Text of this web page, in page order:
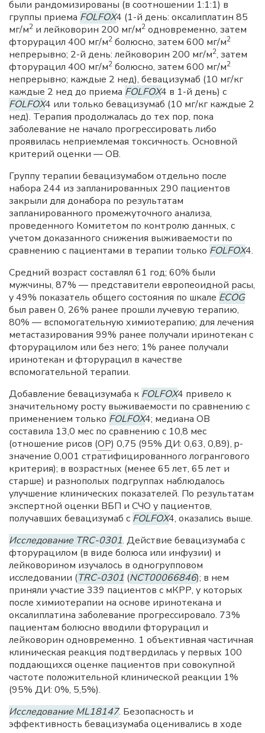
были рандомизированы (в соотношении 1:1:1) в
группы приема FOLFOX4 (1-й день: оксалиплатин 85
мг/м2 и лейковорин 200 мг/м2 одновременно, затем
фторурацил 400 мг/м2 болюсно, затем 600 мг/м2
непрерывно; 2-й день: лейковорин 200 мг/м2, затем
фторурацил 400 мг/м2 болюсно, затем 600 мг/м2
непрерывно; каждые 2 нед), бевацизумаб (10 мг/кг
каждые 2 нед до приема FOLFOX4 в 1-й день) с
FOLFOX4 или только бевацизумаб (10 мг/кг каждые 2
нед). Терапия продолжалась до тех пор, пока
заболевание не начало прогрессировать либо
проявилась неприемлемая токсичность. Основной
критерий оценки — ОВ.
Группу терапии бевацизумабом отдельно после
набора 244 из запланированных 290 пациентов
закрыли для донабора по результатам
запланированного промежуточного анализа,
проведенного Комитетом по контролю данных, с
учетом доказанного снижения выживаемости по
сравнению с пациентами в терапии только FOLFOX4.
Средний возраст составлял 61 год; 60% были
мужчины, 87% — представители европеоидной расы,
у 49% показатель общего состояния по шкале ECOG
был равен 0, 26% ранее прошли лучевую терапию,
80% — вспомогательную химиотерапию; для лечения
метастазирования 99% ранее получали иринотекан с
фторурацилом или без него; 1% ранее получали
иринотекан и фторурацил в качестве
вспомогательной терапии.
Добавление бевацизумаба к FOLFOX4 привело к
значительному росту выживаемости по сравнению с
применением только FOLFOX4; медиана ОВ
составила 13,0 мес по сравнению с 10,8 мес
(отношение рисов (ОР) 0,75 (95% ДИ: 0,63, 0,89), p-
значение 0,001 стратифицированного логрангового
критерия); в возрастных (менее 65 лет, 65 лет и
старше) и разнополых подгруппах наблюдалось
улучшение клинических показателей. По результатам
экспертной оценки ВБП и СЧО у пациентов,
получавших бевацизумаб с FOLFOX4, оказались выше.
Исследование TRC-0301. Действие бевацизумаба с
фторурацилом (в виде болюса или инфузии) и
лейковорином изучалось в одногрупповом
исследовании (TRC-0301 (NCT00066846); в нем
приняли участие 339 пациентов с мКРР, у которых
после химиотерапии на основе иринотекана и
оксалиплатина заболевание прогрессировало. 73%
пациентам болюсно вводили фторурацил и
лейковорин одновременно. 1 объективная частичная
клиническая реакция подтвердилась у первых 100
поддающихся оценке пациентов при совокупной
частоте положительной клинической реакции 1%
(95% ДИ: 0%, 5,5%).
Исследование ML18147. Безопасность и
эффективность бевацизумаба оценивались в ходе